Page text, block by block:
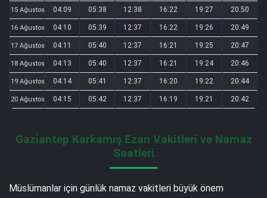
15 Ağustos 04:09 05:38 12:38 16:22 19:27 20:50
16 Ağustos 04:10 05:39 12:37 16:22 19:26 20:49
17 Ağustos 04:11 05:40 12:37 16:21 19:25 20:47
18 Ağustos 04:13 05:40 12:37 16:21 19:24 20:46
19 Ağustos 04:14 05:41 12:37 16:20 19:22 20:44
20 Ağustos 04:15 05:42 12:37 16:19 19:21 20:42
Gaziantep Karkamış Ezan Vakitleri ve Namaz
Saatleri
Müslümanlar için günlük namaz vakitleri büyük önem